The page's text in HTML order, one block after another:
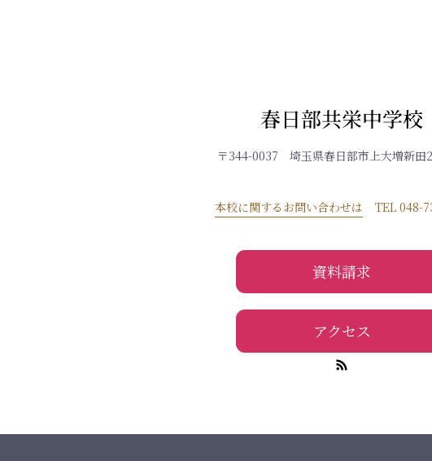
春日部共栄中学校
〒344-0037 埼玉県春日部市上大増新田
本校に関するお問い合わせは TEL 048-
資料請求
アクセス